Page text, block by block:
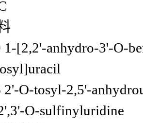
1-[2,2'-anhydro-3'-O-
2'-O-tosyl-2,5'-
O-sulfinyluridine